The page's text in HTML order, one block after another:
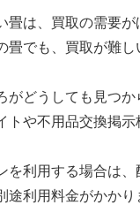
畳は、買取の需要
畳でも、買取が難し
がどうしても見つ
トや不用品交換掲示
を利用する場合は、
途利用料金がかかり